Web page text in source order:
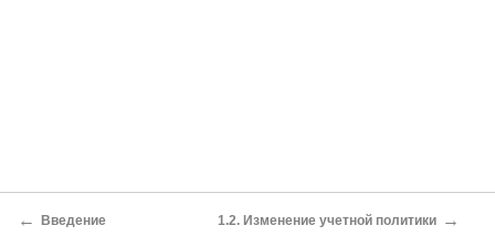
← Введение 1.2. Изменение учетной политики →